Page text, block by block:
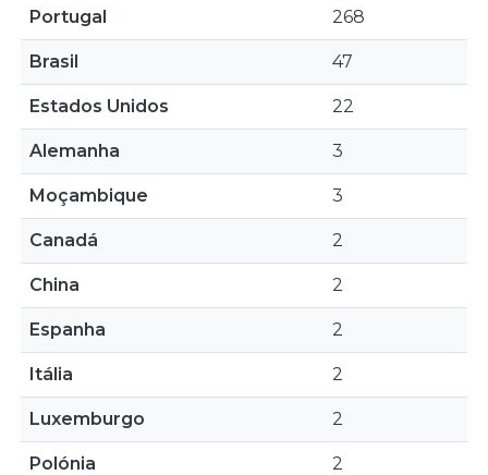
Portugal 268
Brasil 47
Estados Unidos 22
Alemanha 3
Moçambique 3
Canadá 2
China 2
Espanha 2
Itália 2
Luxemburgo 2
Polónia 2